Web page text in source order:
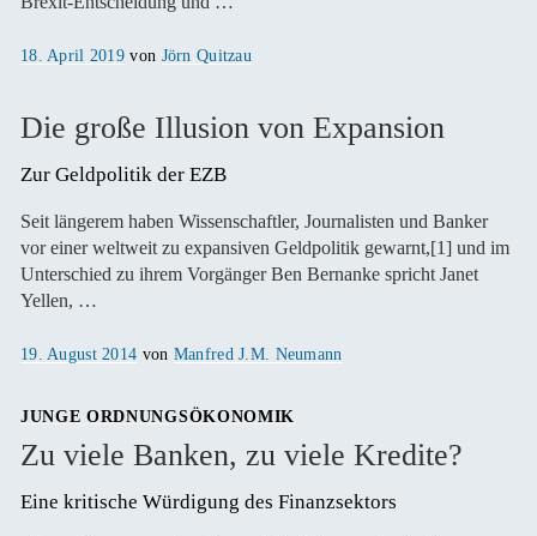
Veröffentlicht
18. April 2019 von Jörn Quitzau
Die große Illusion von Expansion
Zur Geldpolitik der EZB
Seit längerem haben Wissenschaftler, Journalisten und Banker
vor einer weltweit zu expansiven Geldpolitik gewarnt,[1] und im
Unterschied zu ihrem Vorgänger Ben Bernanke spricht Janet
Yellen, …
Veröffentlicht
19. August 2014 von Manfred J.M. Neumann
JUNGE ORDNUNGSÖKONOMIK
Zu viele Banken, zu viele Kredite?
Eine kritische Würdigung des Finanzsektors